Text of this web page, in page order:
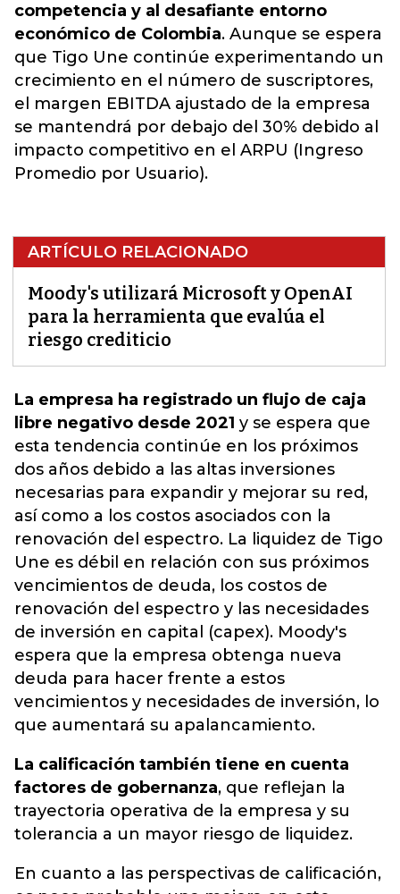
competencia y al desafiante entorno
económico de Colombia. Aunque se espera
que Tigo Une continúe experimentando un
crecimiento en el número de suscriptores,
el margen EBITDA ajustado de la empresa
se mantendrá por debajo del 30% debido al
impacto competitivo en el ARPU (Ingreso
Promedio por Usuario).
ARTÍCULO RELACIONADO
Moody's utilizará Microsoft y OpenAI
para la herramienta que evalúa el
riesgo crediticio
La empresa ha registrado un flujo de caja
libre negativo desde 2021 y se espera que
esta tendencia continúe en los próximos
dos años debido a las altas inversiones
necesarias para expandir y mejorar su red,
así como a los costos asociados con la
renovación del espectro. La liquidez de Tigo
Une es débil en relación con sus próximos
vencimientos de deuda, los costos de
renovación del espectro y las necesidades
de inversión en capital (capex). Moody's
espera que la empresa obtenga nueva
deuda para hacer frente a estos
vencimientos y necesidades de inversión, lo
que aumentará su apalancamiento.
La calificación también tiene en cuenta
factores de gobernanza, que reflejan la
trayectoria operativa de la empresa y su
tolerancia a un mayor riesgo de liquidez.
En cuanto a las perspectivas de calificación,